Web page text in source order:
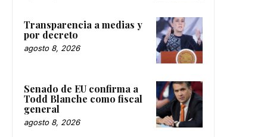
Transparencia a medias y
por decreto
agosto 8, 2026
Senado de EU confirma a
Todd Blanche como fiscal
general
agosto 8, 2026